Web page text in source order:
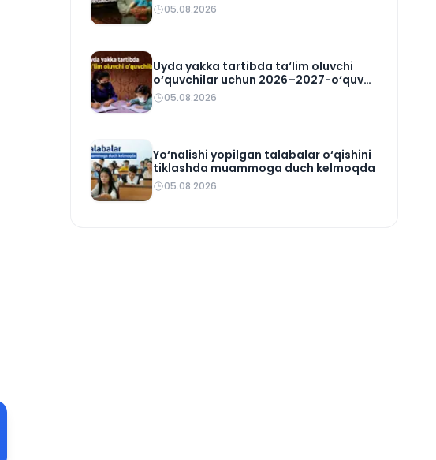
05.08.2026
Uyda yakka tartibda ta‘lim oluvchi
o‘quvchilar uchun 2026–2027-o‘quv
rejasi tasdiqlandi
05.08.2026
Yo‘nalishi yopilgan talabalar o‘qishini
tiklashda muammoga duch kelmoqda
05.08.2026